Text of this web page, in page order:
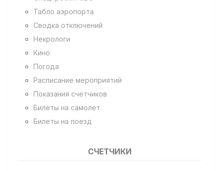
Табло аэропорта
Сводка отключений
Некрологи
Кино
Погода
Расписание мероприятий
Показания счетчиков
Билеты на самолет
Билеты на поезд
СЧЕТЧИКИ